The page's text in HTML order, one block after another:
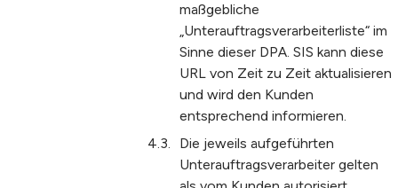
maßgebliche
„Unterauftragsverarbeiterliste“ im
Sinne dieser DPA. SIS kann diese
URL von Zeit zu Zeit aktualisieren
und wird den Kunden
entsprechend informieren.
Die jeweils aufgeführten
Unterauftragsverarbeiter gelten